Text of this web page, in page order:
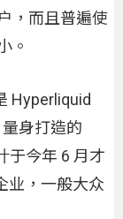
，而且普遍使
。
Hyperliquid
身打造的
于今年 6 月才
业，一般大众